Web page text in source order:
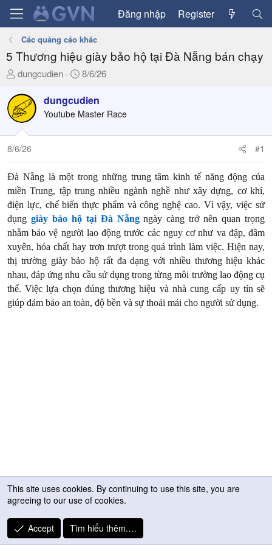
Đăng nhập Register
Các quảng cáo khác
5 Thương hiệu giày bảo hộ tại Đà Nẵng bán chạy
T
r
e
a
d
s
t
a
r
t
e
r
dungcudien
N
à
y
ử
8/6/26
dungcudien
Youtube Master Race
8/6/26 #1
Đà Nẵng là một trong những trung tâm kinh tế năng động của
miền Trung, tập trung nhiều ngành nghề như xây dựng, cơ khí,
điện lực, chế biến thực phẩm và công nghệ cao. Vì vậy, việc sử
dụng giày bảo hộ tại Đà Nẵngngày càng trở nên quan trọng
nhằm bảo vệ người lao động trước các nguy cơ như va đập, đâm
xuyên, hóa chất hay trơn trượt trong quá trình làm việc. Hiện nay,
thị trường giày bảo hộ rất đa dạng với nhiều thương hiệu khác
nhau, đáp ứng nhu cầu sử dụng trong từng môi trường lao động cụ
thể. Việc lựa chọn đúng thương hiệu và nhà cung cấp uy tín sẽ
giúp đảm bảo an toàn, độ bền và sự thoải mái cho người sử dụng.
This site uses cookies. By continuing to use this site, you are
agreeing to our use of cookies.
Accept Tìm hiểu thêm.…